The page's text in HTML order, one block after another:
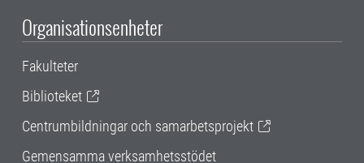
Organisationsenheter
Fakulteter
Biblioteket
Centrumbildningar och samarbetsprojekt
Gemensamma verksamhetsstödet